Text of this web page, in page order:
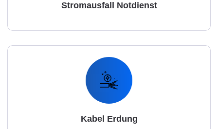
Stromausfall Notdienst
Kabel Erdung